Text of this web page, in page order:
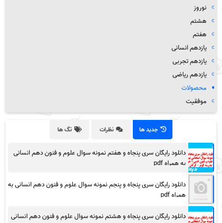
نوروز
هشتم
هفتم
یازدهم انسانی
یازدهم تجربی
یازدهم ریاضی
محصولات
موفقیت
جدید ها نظرات تگ ها
دانلود رایگان سری پنجاه و هفتم نمونه سوال علوم و فنون دهم انسانی
به همراه pdf
دانلود رایگان سری پنجاه و پنجم نمونه سوال علوم و فنون دهم انسانی به
همراه pdf
دانلود رایگان سری پنجاه و هشتم نمونه سوال علوم و فنون دهم انسانی